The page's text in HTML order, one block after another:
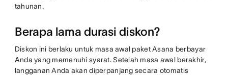
tahunan.
Berapa lama durasi diskon?
Diskon ini berlaku untuk masa awal paket Asana berbayar
Anda yang memenuhi syarat. Setelah masa awal berakhir,
langganan Anda akan diperpanjang secara otomatis